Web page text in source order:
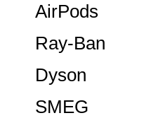
Dyson
AirPods
Ray-Ban
SMEG